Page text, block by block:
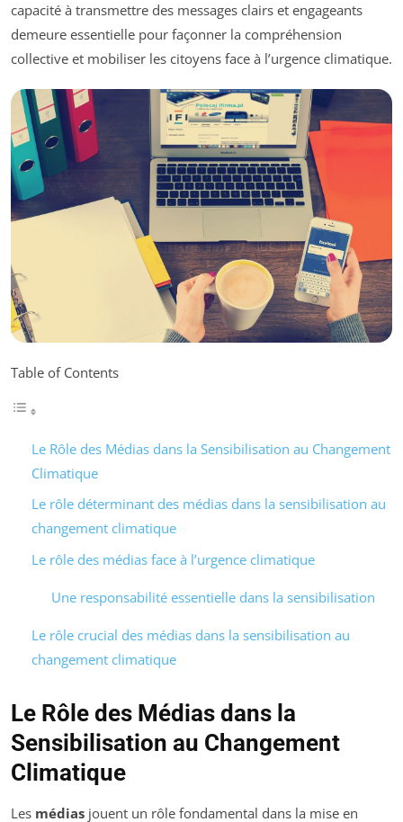
capacité à transmettre des messages clairs et engageants
demeure essentielle pour façonner la compréhension
collective et mobiliser les citoyens face à l’urgence climatique.
Table of Contents
Le Rôle des Médias dans la Sensibilisation au Changement
Climatique
Le rôle déterminant des médias dans la sensibilisation au
changement climatique
Le rôle des médias face à l’urgence climatique
Une responsabilité essentielle dans la sensibilisation
Le rôle crucial des médias dans la sensibilisation au
changement climatique
Le Rôle des Médias dans la
Sensibilisation au Changement
Climatique
Les médias jouent un rôle fondamental dans la mise en